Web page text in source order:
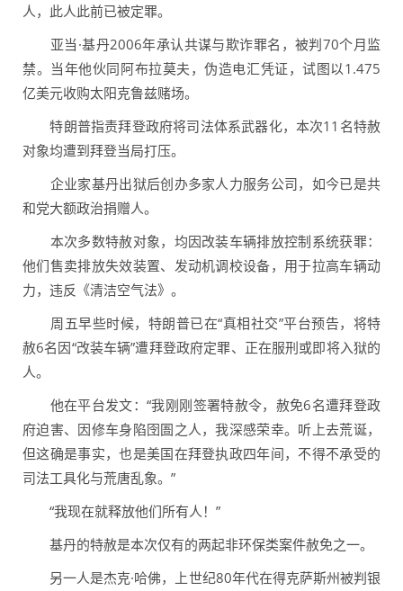
人，此人此前已被定罪。
亚当·基丹2006年承认共谋与欺诈罪名，被判70个月监
禁。当年他伙同阿布拉莫夫，伪造电汇凭证，试图以1.475
亿美元收购太阳克鲁兹赌场。
特朗普指责拜登政府将司法体系武器化，本次11名特赦
对象均遭到拜登当局打压。
企业家基丹出狱后创办多家人力服务公司，如今已是共
和党大额政治捐赠人。
本次多数特赦对象，均因改装车辆排放控制系统获罪：
他们售卖排放失效装置、发动机调校设备，用于拉高车辆动
力，违反《清洁空气法》。
周五早些时候，特朗普已在“真相社交”平台预告，将特
赦6名因“改装车辆”遭拜登政府定罪、正在服刑或即将入狱的
人。
他在平台发文：“我刚刚签署特赦令，赦免6名遭拜登政
府迫害、因修车身陷囹圄之人，我深感荣幸。听上去荒诞，
但这确是事实，也是美国在拜登执政四年间，不得不承受的
司法工具化与荒唐乱象。”
“我现在就释放他们所有人！”
基丹的特赦是本次仅有的两起非环保类案件赦免之一。
另一人是杰克·哈佛，上世纪80年代在得克萨斯州被判银